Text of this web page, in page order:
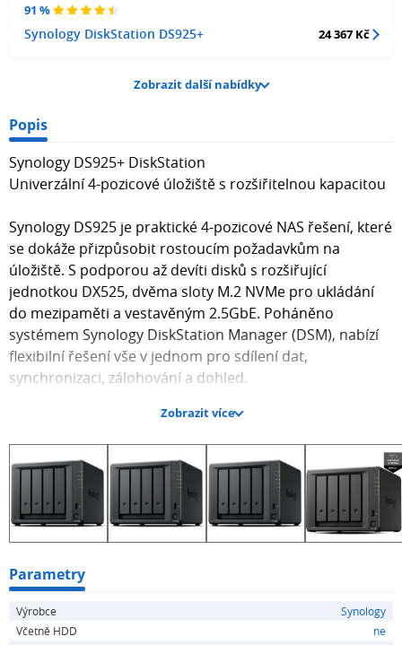
91 %
Synology DiskStation DS925+ 24 367 Kč
Zobrazit další nabídky
Popis
Synology DS925+ DiskStation
Univerzální 4-pozicové úložiště s rozšiřitelnou kapacitou
Synology DS925 je praktické 4-pozicové NAS řešení, které
se dokáže přizpůsobit rostoucím požadavkům na
úložiště. S podporou až devíti disků s rozšiřující
jednotkou DX525, dvěma sloty M.2 NVMe pro ukládání
do mezipaměti a vestavěným 2.5GbE. Poháněno
systémem Synology DiskStation Manager (DSM), nabízí
flexibilní řešení vše v jednom pro sdílení dat,
synchronizaci, zálohování a dohled.
Až 522/565 MB/s sekvenční propustnost čtení/zápisu
podporuje stabilní přenosy dat
Rychlé a flexibilní síťové připojení
Dva porty 2.5GbE poskytují rychlé přenosové rychlosti v
síti a zvýšenou redundanci
Využijte vestavěné řešení pro správu souborů a
fotografií, ochranu dat, virtualizaci a dohled
Rozšíření kapacity
Přidejte 5 dalších pozic pro disky až do 180 TB úložiště s
Zobrazit více
Parametry
Výrobce
Synology
Včetně HDD
ne